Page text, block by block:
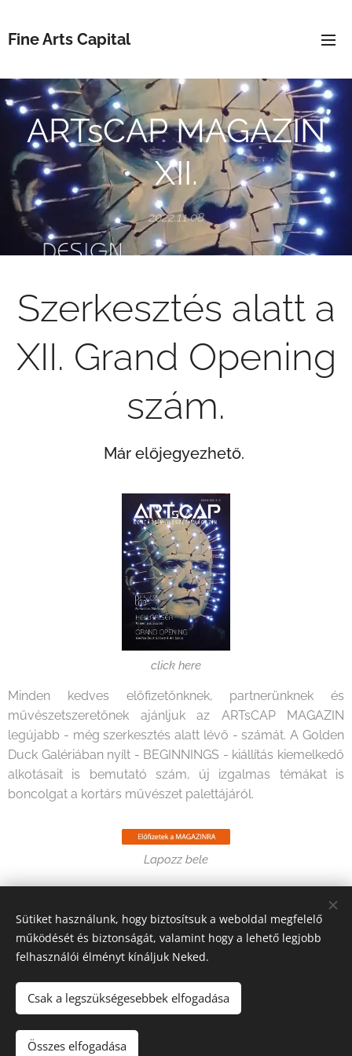
Fine Arts Capital
ARTsCAP MAGAZIN
XII.
2022.11.08
Szerkesztés alatt a
XII. Grand Opening
szám.
Már előjegyezhető.
click here
Minden kedves előfizetőnknek, partnerünknek és
művészetszeretőnek ajánljuk az ARTsCAP MAGAZIN
legújabb - még szerkesztés alatt lévő - számát. A Golden
Duck Galériában nyílt - BEGINNINGS - kiállítás kiemelkedő
alkotásait is bemutató szám, új izgalmas témákat is
boncolgat a kortárs művészet palettájáról.
Lapozz bele
2026 Fine Arts Capital művészeti egyesület | Minden jog
Az oldalt a
Sütiket használunk, hogy biztosítsuk a weboldal megfelelő
működését és biztonságát, valamint hogy a lehető legjobb
felhasználói élményt kínáljuk Neked.
Csak a legszükségesebbek elfogadása
Összes elfogadása